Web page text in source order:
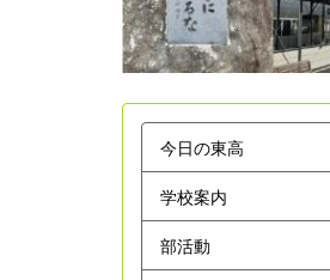
今日の東高
学校案内
部活動